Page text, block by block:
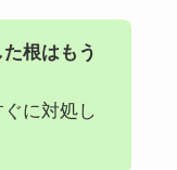
根はもう
に対処し